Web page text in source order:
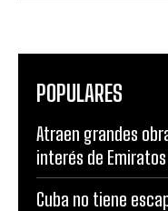
POPULARES
Atraen grandes
interés de Emiratos
Cuba no tiene